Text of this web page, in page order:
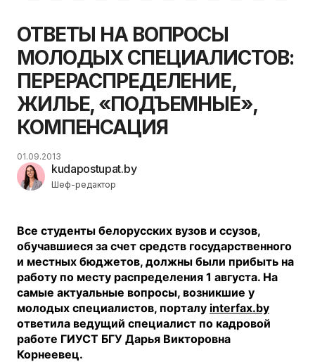
ОТВЕТЫ НА ВОПРОСЫ
МОЛОДЫХ СПЕЦИАЛИСТОВ:
ПЕРЕРАСПРЕДЕЛЕНИЕ,
ЖИЛЬЕ, «ПОДЪЕМНЫЕ»,
КОМПЕНСАЦИЯ
kudapostupat.by
Шеф-редактор
01.09.2013
Все студенты белорусских вузов и ссузов,
обучавшиеся за счет средств государственного
и местных бюджетов, должны были прибыть на
работу по месту распределения 1 августа. На
самые актуальные вопросы, возникшие у
молодых специалистов, порталу interfax.by
ответила ведущий специалист по кадровой
работе ГИУСТ БГУ Дарья Викторовна
Корнеевец.